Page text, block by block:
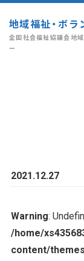
地域福祉・ボ
全国社会福祉協議会地
ー
2021.12.27
Warning:
/home/
content/